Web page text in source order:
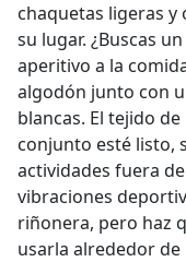
chaquetas ligeras
su lugar. ¿Buscas
aperitivo a la
algodón junto con
blancas. El tejido
conjunto esté listo,
actividades fuera
vibraciones
riñonera, pero haz
usarla alrededor